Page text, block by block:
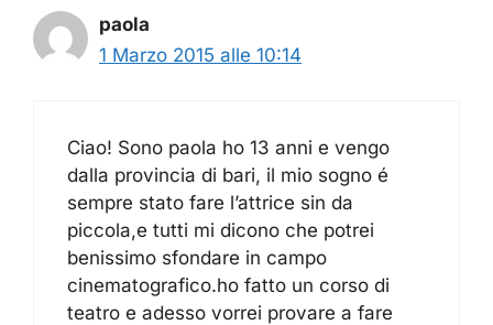
paola
1 Marzo 2015 alle 10:14
Ciao! Sono paola ho 13 anni e vengo
dalla provincia di bari, il mio sogno é
sempre stato fare l’attrice sin da
piccola,e tutti mi dicono che potrei
benissimo sfondare in campo
cinematografico.ho fatto un corso di
teatro e adesso vorrei provare a fare